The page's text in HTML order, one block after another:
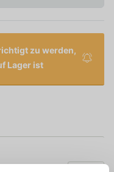
zu werden,
Lager ist